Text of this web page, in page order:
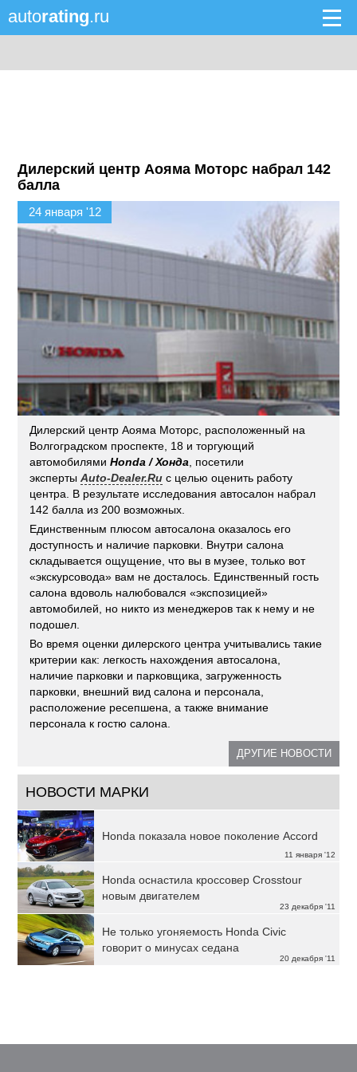
autorating.ru
Дилерский центр Аояма Моторс набрал 142
балла
24 января '12
Дилерский центр Аояма Моторс, расположенный на
Волгоградском проспекте, 18 и торгующий
автомобилямиHonda / Хонда , посетили
экспертыAuto-Dealer.Ru с целью оценить работу
центра. В результате исследования автосалон набрал
142 балла из 200 возможных.
Единственным плюсом автосалона оказалось его
доступность и наличие парковки. Внутри салона
складывается ощущение, что вы в музее, только вот
«экскурсовода» вам не досталось. Единственный гость
салона вдоволь налюбовался «экспозицией»
автомобилей, но никто из менеджеров так к нему и не
подошел.
Во время оценки дилерского центра учитывались такие
критерии как: легкость нахождения автосалона,
наличие парковки и парковщика, загруженность
парковки, внешний вид салона и персонала,
расположение ресепшена, а также внимание
персонала к гостю салона.
ДРУГИЕ НОВОСТИ
НОВОСТИ МАРКИ
11 января '12
Honda показала новое поколение Accord
23 декабря '11
Honda оснастила кроссовер Crosstour
новым двигателем
20 декабря '11
Не только угоняемость Honda Civic
говорит о минусах седана